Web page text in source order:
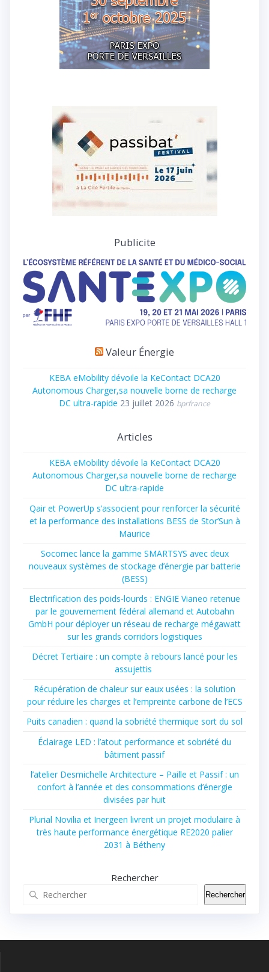
Publicite
Valeur Énergie
KEBA eMobility dévoile la KeContact DCA20
Autonomous Charger,sa nouvelle borne de recharge
DC ultra-rapide 23 juillet 2026 bprfrance
Articles
KEBA eMobility dévoile la KeContact DCA20
Autonomous Charger,sa nouvelle borne de recharge
DC ultra-rapide
Qair et PowerUp s’associent pour renforcer la sécurité
et la performance des installations BESS de Stor’Sun à
Maurice
Socomec lance la gamme SMARTSYS avec deux
nouveaux systèmes de stockage d’énergie par batterie
(BESS)
Electrification des poids-lourds : ENGIE Vianeo retenue
par le gouvernement fédéral allemand et Autobahn
GmbH pour déployer un réseau de recharge mégawatt
sur les grands corridors logistiques
Décret Tertiaire : un compte à rebours lancé pour les
assujettis
Récupération de chaleur sur eaux usées : la solution
pour réduire les charges et l’empreinte carbone de l’ECS
Puits canadien : quand la sobriété thermique sort du sol
Éclairage LED : l’atout performance et sobriété du
bâtiment passif
l’atelier Desmichelle Architecture – Paille et Passif : un
confort à l’année et des consommations d’énergie
divisées par huit
Plurial Novilia et Inergeen livrent un projet modulaire à
très haute performance énergétique RE2020 palier
2031 à Bétheny
Rechercher
Rechercher